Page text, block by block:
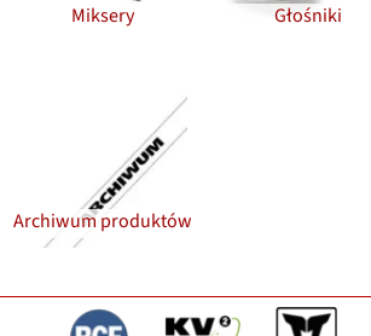
Miksery Głośniki
Archiwum produktów